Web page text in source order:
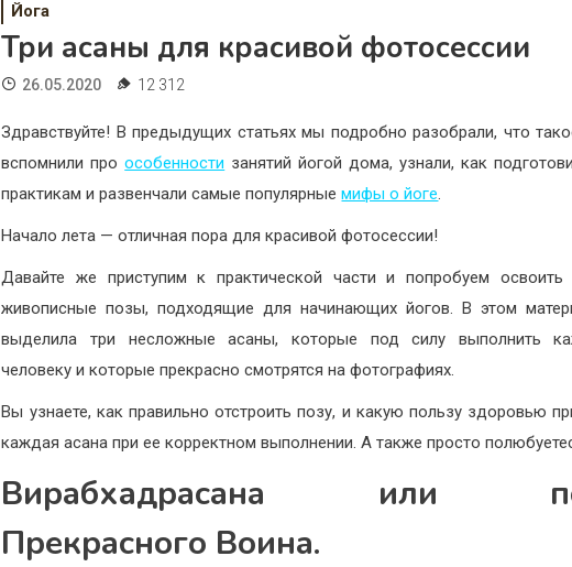
Йога
Три асаны для красивой фотосессии
26.05.2020 12 312
Здравствуйте! В предыдущих статьях мы подробно разобрали, что
вспомнили проособенности занятий йогой дома, узнали, как
практикам и развенчали самые популярныемифы о йоге.
Начало лета — отличная пора для красивой фотосессии!
Давайте же приступим к практической части и попробуем освоить
живописные позы, подходящие для начинающих йогов.В этом
выделила три несложные асаны, которые под силу выполнить
человеку и которые прекрасно смотрятся на фотографиях.
Вы узнаете, как правильно отстроить позу, и какую пользу здоровью
каждая асана при ее корректном выполнении. А также просто
Вирабхадрасана или
Прекрасного Воина.